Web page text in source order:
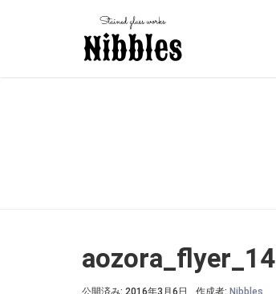
aozora_flyer_14
公開済み: 2016年3月6日 作成者: Nibbles